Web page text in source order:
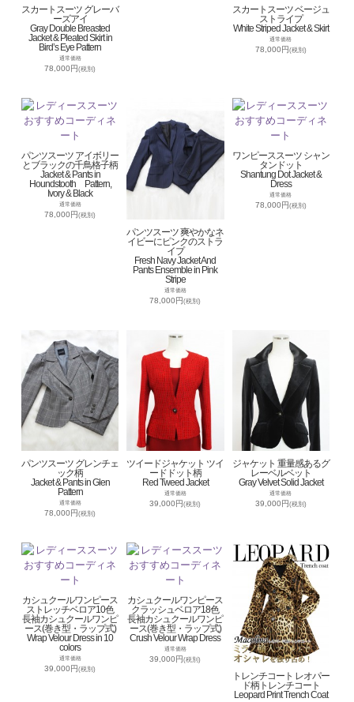
スカートスーツ グレーバ
ーズアイ
Gray Double Breasted
Jacket & Pleated Skirt in
Bird’s Eye Pattern
通常価格
78,000円(税別)
スカートスーツ ベージュ
ストライプ
White Striped Jacket & Skirt
通常価格
78,000円(税別)
パンツスーツ アイボリー
とブラックの千鳥格子柄
Jacket & Pants in
Houndstooth Pattern,
Ivory & Black
通常価格
78,000円(税別)
パンツスーツ 爽やかなネ
イビーにピンクのストラ
イプ
Fresh Navy Jacket And
Pants Ensemble in Pink
Stripe
通常価格
78,000円(税別)
ワンピーススーツ シャン
タンドット
Shantung Dot Jacket &
Dress
通常価格
78,000円 (税別)
パンツスーツ グレンチェ
ック柄
Jacket & Pants in Glen
Pattern
通常価格
78,000円(税別)
ツイードジャケット ツイ
ードドット柄
Red Tweed Jacket
通常価格
39,000円(税別)
ジャケット 重量感あるグ
レーベルベット
Gray Velvet Solid Jacket
通常価格
39,000円(税別)
カシュクールワンピース
ストレッチベロア10色
長袖カシュクールワンピ
ース(巻き型・ラップ式)
Wrap Velour Dress in 10
colors
通常価格
39,000円(税別)
カシュクールワンピース
クラッシュベロア18色
長袖カシュクールワンピ
ース(巻き型・ラップ式)
Crush Velour Wrap Dress
通常価格
39,000円(税別)
トレンチコート レオパー
ド柄トレンチコート
Leopard Print Trench Coat